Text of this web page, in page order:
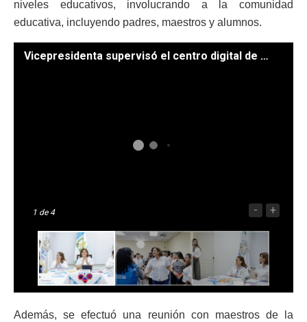
niveles educativos, involucrando a la comunidad
educativa, incluyendo padres, maestros y alumnos.
Vicepresidenta supervisó el centro digital de formación en Chiquimula. (Fotos: Daniel Ordóñez)
1 de 4 - +
Además, se efectuó una reunión con maestros de la